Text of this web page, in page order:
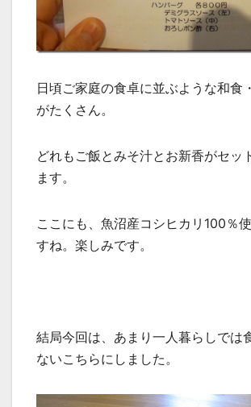
日頃ご家庭の食卓に並ぶような和食
がたくさん。
どれもご飯とみそ汁とお新香がセッ
ます。
ここにも、魚沼産コシヒカリ100％
すね。楽しみです。
結局今回は、あまり一人暮らしでは
ないこちらにしました。